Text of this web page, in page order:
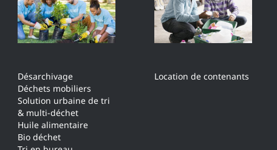
Désarchivage
Déchets mobiliers
Solution urbaine de tri
& multi-déchet
Huile alimentaire
Bio déchet
Location de contenants